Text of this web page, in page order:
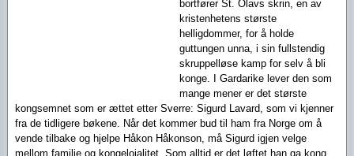
bortfører St. Olavs skrin, en av
kristenhetens største
helligdommer, for å holde
guttungen unna, i sin fullstendig
skruppelløse kamp for selv å bli
konge. I Gardarike lever den som
mange mener er det største
kongsemnet som er ættet etter Sverre: Sigurd Lavard, som vi kjenner
fra de tidligere bøkene. Når det kommer bud til ham fra Norge om å
vende tilbake og hjelpe Håkon Håkonson, må Sigurd igjen velge
mellom familie og kongelojalitet. Som alltid er det løftet han ga kong